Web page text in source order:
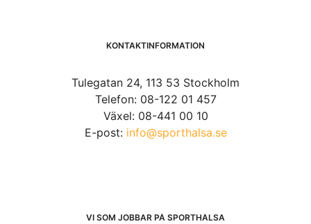
KONTAKTINFORMATION
Tulegatan 24, 113 53 Stockholm
Telefon: 08-122 01 457
Växel: 08-441 00 10
E-post: info@sporthalsa.se
VI SOM JOBBAR PÅ SPORTHÄLSA